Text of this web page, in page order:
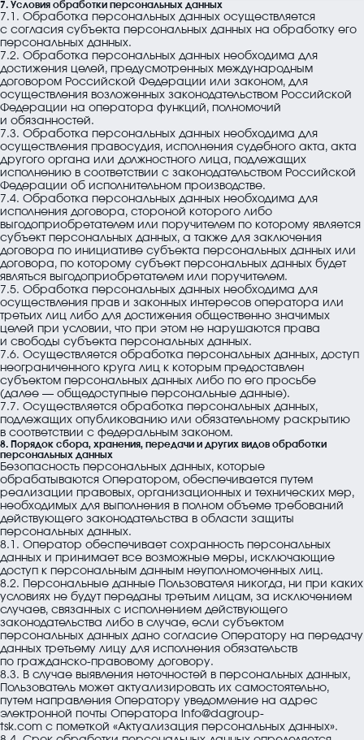
7. Условия обработки персональных данных
7.1. Обработка персональных данных осуществляется
с согласия субъекта персональных данных на обработку его
персональных данных.
7.2. Обработка персональных данных необходима для
достижения целей, предусмотренных международным
договором Российской Федерации или законом, для
осуществления возложенных законодательством Российской
Федерации на оператора функций, полномочий
и обязанностей.
7.3. Обработка персональных данных необходима для
осуществления правосудия, исполнения судебного акта, акта
другого органа или должностного лица, подлежащих
исполнению в соответствии с законодательством Российской
Федерации об исполнительном производстве.
7.4. Обработка персональных данных необходима для
исполнения договора, стороной которого либо
выгодоприобретателем или поручителем по которому является
субъект персональных данных, а также для заключения
договора по инициативе субъекта персональных данных или
договора, по которому субъект персональных данных будет
являться выгодоприобретателем или поручителем.
7.5. Обработка персональных данных необходима для
осуществления прав и законных интересов оператора или
третьих лиц либо для достижения общественно значимых
целей при условии, что при этом не нарушаются права
и свободы субъекта персональных данных.
7.6. Осуществляется обработка персональных данных, доступ
неограниченного круга лиц к которым предоставлен
субъектом персональных данных либо по его просьбе
(далее — общедоступные персональные данные).
7.7. Осуществляется обработка персональных данных,
подлежащих опубликованию или обязательному раскрытию
в соответствии с федеральным законом.
8. Порядок сбора, хранения, передачи и других видов обработки
персональных данных
Безопасность персональных данных, которые
обрабатываются Оператором, обеспечивается путем
реализации правовых, организационных и технических мер,
необходимых для выполнения в полном объеме требований
действующего законодательства в области защиты
персональных данных.
8.1. Оператор обеспечивает сохранность персональных
данных и принимает все возможные меры, исключающие
доступ к персональным данным неуполномоченных лиц.
8.2. Персональные данные Пользователя никогда, ни при каких
условиях не будут переданы третьим лицам, за исключением
случаев, связанных с исполнением действующего
законодательства либо в случае, если субъектом
персональных данных дано согласие Оператору на передачу
данных третьему лицу для исполнения обязательств
по гражданско-правовому договору.
8.3. В случае выявления неточностей в персональных данных,
Пользователь может актуализировать их самостоятельно,
путем направления Оператору уведомление на адрес
электронной почты Оператора info@dagroup-
tsk.com с пометкой «Актуализация персональных данных».